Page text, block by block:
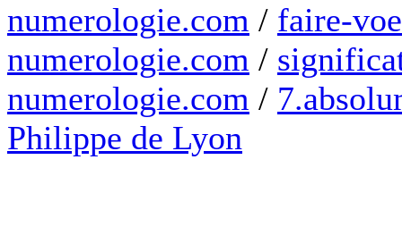
numerologie.com / faire-
numerologie.com /
numerologie.com /
Philippe de Lyon